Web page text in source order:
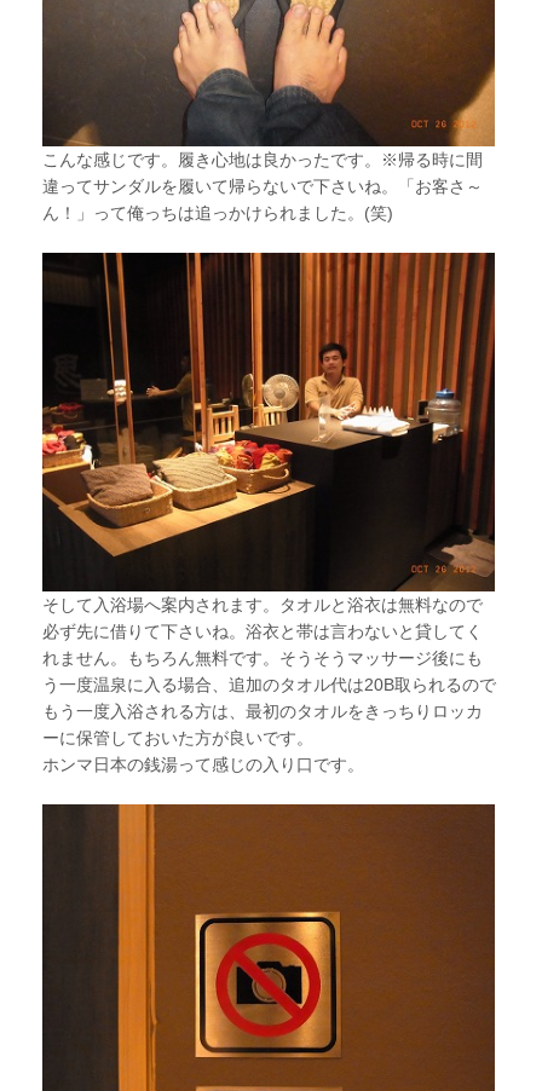
こんな感じです。履き心地は良かったです。※帰る時に間
違ってサンダルを履いて帰らないで下さいね。「お客さ～
ん！」って俺っちは追っかけられました。(笑)
そして入浴場へ案内されます。タオルと浴衣は無料なので
必ず先に借りて下さいね。浴衣と帯は言わないと貸してく
れません。もちろん無料です。そうそうマッサージ後にも
う一度温泉に入る場合、追加のタオル代は20B取られるので
もう一度入浴される方は、最初のタオルをきっちりロッカ
ーに保管しておいた方が良いです。
ホンマ日本の銭湯って感じの入り口です。